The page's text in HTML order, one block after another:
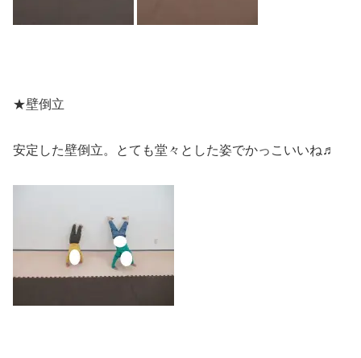
★壁倒立
安定した壁倒立。とても堂々とした姿でかっこいいね♬